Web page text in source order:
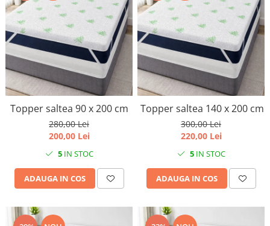
Topper saltea 90 x 200 cm
280,00 Lei
200,00 Lei
5IN STOC
ADAUGA IN COS
Topper saltea 140 x 200 cm
300,00 Lei
220,00 Lei
5IN STOC
ADAUGA IN COS